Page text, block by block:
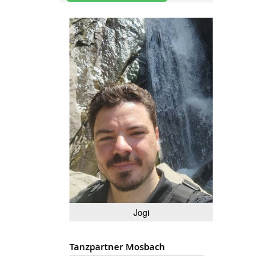
Jogi
Tanzpartner Mosbach